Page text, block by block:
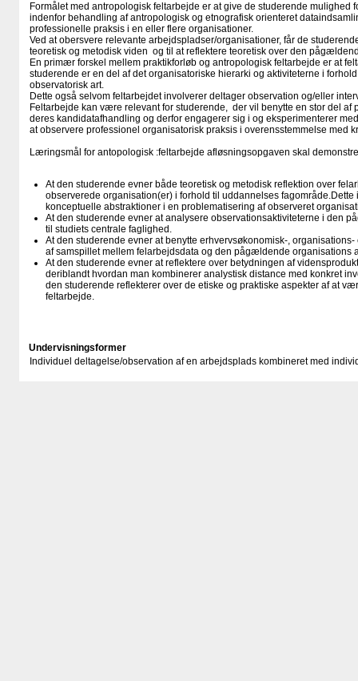
Formålet med antropologisk feltarbejde er at give de studerende mulighed
indenfor behandling af antropologisk og etnografisk orienteret
professionelle praksis i en eller flere organisationer.
Ved at obersvere relevante arbejdspladser/organisationer, får de
teoretisk og metodisk viden og til at reflektere teoretisk over den
En primær forskel mellem praktikforløb og antropologisk feltarbejde er at
studerende er en del af det organisatoriske hierarki og aktiviteterne i
observatorisk art.
Dette også selvom feltarbejdet involverer deltager observation og/eller
Feltarbejde kan være relevant for studerende, der vil benytte en stor del af
deres kandidatafhandling og derfor engagerer sig i og eksperimenterer
at observere professionel organisatorisk praksis i overensstemmelse med
Læringsmål for antopologisk :feltarbejde afløsningsopgaven skal
At den studerende evner både teoretisk og metodisk reflektion over
observerede organisation(er) i forhold til uddannelses
konceptuelle abstraktioner i en problematisering af observeret
At den studerende evner at analysere observationsaktiviteterne i den
til studiets centrale faglighed.
At den studerende evner at benytte erhvervsøkonomisk-,
af samspillet mellem felarbejdsdata og den pågældende organisations
At den studerende evner at reflektere over betydningen af
deriblandt hvordan man kombinerer analystisk distance med konkret
den studerende reflekterer over de etiske og praktiske aspekter af at
feltarbejde.
Undervisningsformer
Individuel deltagelse/observation af en arbejdsplads kombineret med